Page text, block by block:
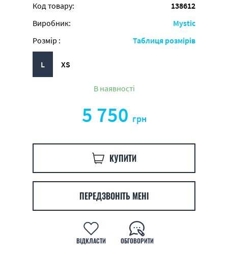
Код товару:
138612
Виробник:
Mystic
Розмір :
Таблиця розмірів
L XS
В наявності
5 750 грн
КУПИТИ
ПЕРЕДЗВОНІТЬ МЕНІ
ВІДКЛАСТИ ОБГОВОРИТИ